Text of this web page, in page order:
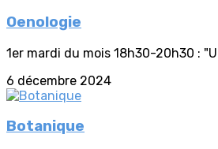
Oenologie
1er mardi du mois 18h30-20h30 :
6 décembre 2024
Botanique